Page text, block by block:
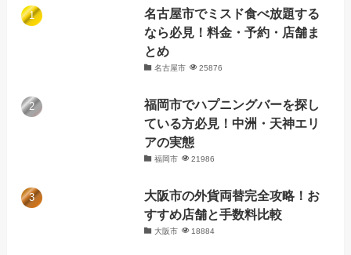
名古屋市でミスド食べ放題する
なら必見！料金・予約・店舗ま
とめ
名古屋市 25876
福岡市でハプニングバーを探し
ている方必見！中洲・天神エリ
アの実態
福岡市 21986
大阪市の外貨両替完全攻略！お
すすめ店舗と手数料比較
大阪市 18884